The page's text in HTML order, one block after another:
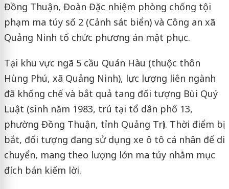
Đồng Thuận, Đoàn Đặc nhiệm phòng chống tội
phạm ma túy số 2 (Cảnh sát biển) và Công an xã
Quảng Ninh tổ chức phương án mật phục.
Tại khu vực ngã 5 cầu Quán Hàu (thuộc thôn
Hùng Phú, xã Quảng Ninh), lực lượng liên ngành
đã khống chế và bắt quả tang đối tượng Bùi Quý
Luật (sinh năm 1983, trú tại tổ dân phố 13,
phường Đồng Thuận, tỉnh Quảng Trị). Thời điểm bị
bắt, đối tượng đang sử dụng xe ô tô cá nhân để di
chuyển, mang theo lượng lớn ma túy nhằm mục
đích bán kiếm lời.